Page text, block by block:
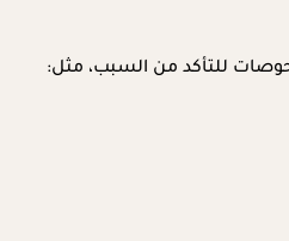
للتأكد من السبب، مثل: